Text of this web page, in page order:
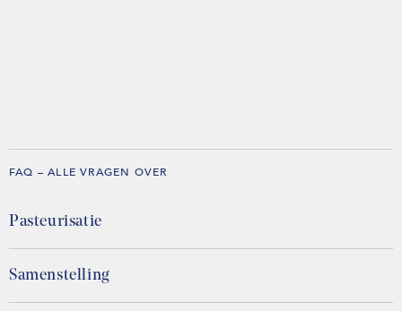
FAQ – ALLE VRAGEN OVER
Pasteurisatie
Samenstelling